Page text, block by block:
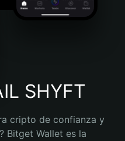
SHYFT
cripto de confianza y
Bitget Wallet es la